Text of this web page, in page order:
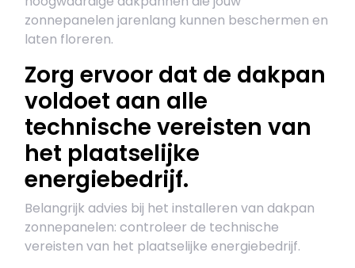
zonnepanelen jarenlang kunnen beschermen en
laten floreren.
Zorg ervoor dat de dakpan
voldoet aan alle
technische vereisten van
het plaatselijke
energiebedrijf.
Belangrijk advies bij het installeren van dakpan
zonnepanelen: controleer de technische
vereisten van het plaatselijke energiebedrijf.